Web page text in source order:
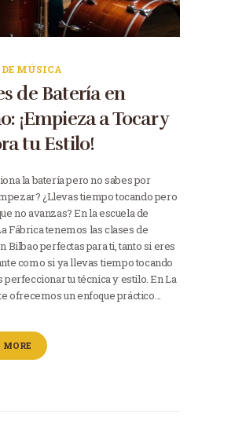
DE MÚSICA
de Batería en
¡Empieza a Tocar y
tu Estilo!
la batería pero no sabes por
¿Llevas tiempo tocando pero
no avanzas? En la escuela de
Fábrica tenemos las clases de
Bilbao perfectas para ti, tanto si eres
como si ya llevas tiempo tocando
perfeccionar tu técnica y estilo. En La
ofrecemos un enfoque práctico…
MORE